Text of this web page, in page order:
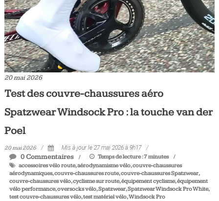
20 mai 2026
Test des couvre-chaussures aéro
Spatzwear Windsock Pro : la touche van der
Poel
20 mai 2026 Mis à jour le 27 mai 2026 à 9h17
0 Commentaires Temps de lecture : 7minutes
accessoires vélo route,aérodynamisme vélo,couvre-chaussures
aérodynamiques,couvre-chaussures route,couvre-chaussures Spatzwear,
couvre-chaussures vélo,cyclisme sur route,équipement cyclisme,équipement
vélo performance,oversocks vélo,Spatzwear,Spatzwear Windsock Pro White,
test couvre-chaussures vélo,test matériel vélo,Windsock Pro